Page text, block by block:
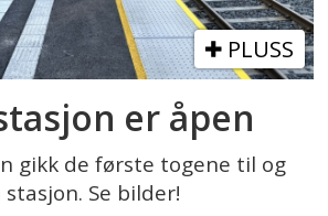
PLUSS
er åpen
gikk de første togene til og
Se bilder!